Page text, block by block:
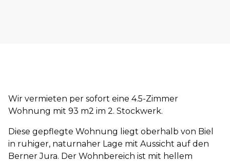
Wir vermieten per sofort eine 4.5-Zimmer
Wohnung mit 93 m2 im 2. Stockwerk.
Diese gepflegte Wohnung liegt oberhalb von Biel
in ruhiger, naturnaher Lage mit Aussicht auf den
Berner Jura. Der Wohnbereich ist mit hellem